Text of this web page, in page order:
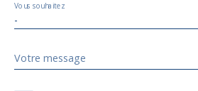
-
Vous souhaitez
Votre message